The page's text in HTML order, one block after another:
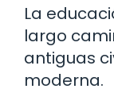
La
largo
antiguas
moderna.